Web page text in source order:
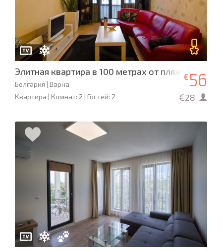
Элитная квартира в 100 метрах от пляжа
Болгария | Варна
Квартира | Комнат: 2 | Гостей: 2
€56
€28